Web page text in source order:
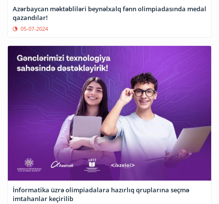
Azərbaycan məktəbliləri beynəlxalq fənn olimpiadasında medal
qazandılar!
05-07-2024
İnformatika üzrə olimpiadalara hazırlıq qruplarına seçmə
imtahanlar keçirilib